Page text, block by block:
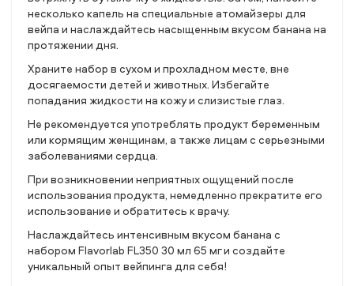
несколько капель на специальные атомайзеры для
вейпа и наслаждайтесь насыщенным вкусом банана на
протяжении дня.
Храните набор в сухом и прохладном месте, вне
досягаемости детей и животных. Избегайте
попадания жидкости на кожу и слизистые глаз.
Не рекомендуется употреблять продукт беременным
или кормящим женщинам, а также лицам с серьезными
заболеваниями сердца.
При возникновении неприятных ощущений после
использования продукта, немедленно прекратите его
использование и обратитесь к врачу.
Наслаждайтесь интенсивным вкусом банана с
набором Flavorlab FL350 30 мл 65 мг и создайте
уникальный опыт вейпинга для себя!